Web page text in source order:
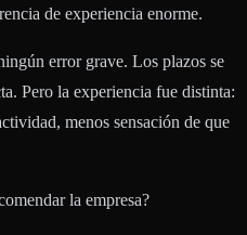
de experiencia enorme.
error grave. Los plazos se
Pero la experiencia fue distinta:
menos sensación de que
la empresa?